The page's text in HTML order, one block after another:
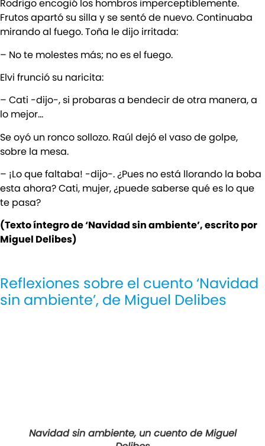
Rodrigo encogió los hombros imperceptiblemente.
Frutos apartó su silla y se sentó de nuevo. Continuaba
mirando al fuego. Toña le dijo irritada:
– No te molestes más; no es el fuego.
Elvi frunció su naricita:
– Cati -dijo-, si probaras a bendecir de otra manera, a
lo mejor…
Se oyó un ronco sollozo. Raúl dejó el vaso de golpe,
sobre la mesa.
– ¡Lo que faltaba! -dijo-. ¿Pues no está llorando la boba
esta ahora? Cati, mujer, ¿puede saberse qué es lo que
te pasa?
(Texto íntegro de ‘Navidad sin ambiente’, escrito por
Miguel Delibes)
Reflexiones sobre el cuento ‘Navidad
sin ambiente’, de Miguel Delibes
Navidad sin ambiente, un cuento de Miguel